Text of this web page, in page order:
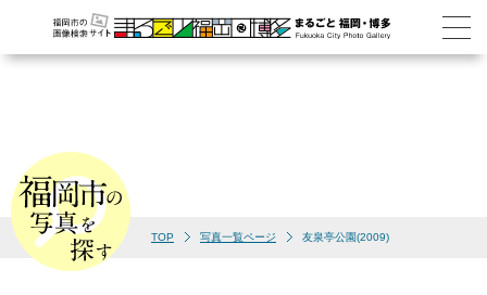
TOP 写真一覧ページ 友泉亭公園(2009)